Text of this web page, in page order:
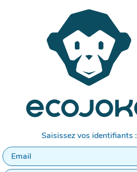
Saisissez vos identifiants :